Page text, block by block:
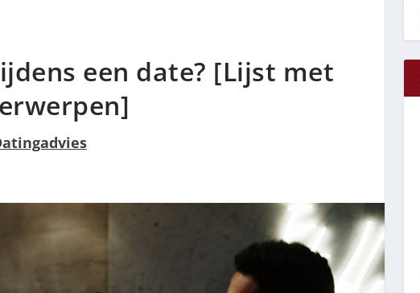
een date? [Lijst met